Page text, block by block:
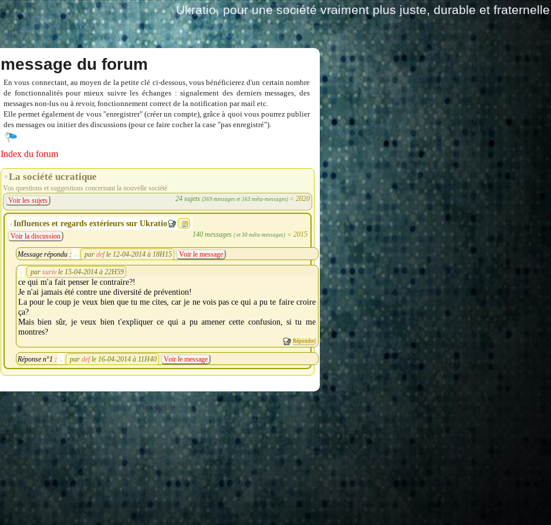
Ukratio, pour une société vraiment plus juste, durable et fraternelle
message du forum
En vous connectant, au moyen de la petite clé ci-dessous, vous bénéficierez d'un certain nombre
de fonctionnalités pour mieux suivre les échanges : signalement des derniers messages, des
messages non-lus ou à revoir, fonctionnement correct de la notification par mail etc.
Elle permet également de vous "enregistrer" (créer un compte), grâce à quoi vous pourrez publier
des messages ou initier des discussions (pour ce faire cocher la case "pas enregistré").
Index du forum
La société ucratique
Vos questions et suggestions concernant la nouvelle société
24 sujets (369 messages et 163 méta-messages) < 2020
Voir les sujets
Influences et regards extérieurs sur Ukratio
140 messages ( et 30 méta-messages)< 2015
Voir la discussion
Message répondu : par def le 12-04-2014 à 18H15 Voir le message
par suriv le 15-04-2014 à 22H59
ce qui m'a fait penser le contraire?!
Je n'ai jamais été contre une diversité de prévention!
La pour le coup je veux bien que tu me cites, car je ne vois pas ce qui a pu te faire croire
ça?
Mais bien sûr, je veux bien t'expliquer ce qui a pu amener cette confusion, si tu me
montres?
Répondre
Réponse n°1 : par def le 16-04-2014 à 11H40 Voir le message
Plan du site